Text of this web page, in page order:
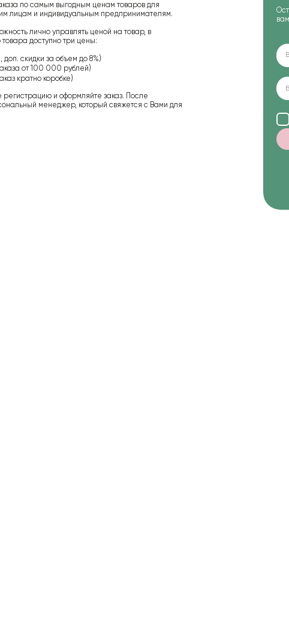
по самым выгодным ценам товаров для
лицам и индивидуальным предпринимателям.
лично управлять ценой на товар, в
доступно три цены:
скидки за объем до 8%)
от 100 000 рублей)
кратно коробке)
регистрацию и оформляйте заказ. После
менеджер, который свяжется с Вами для